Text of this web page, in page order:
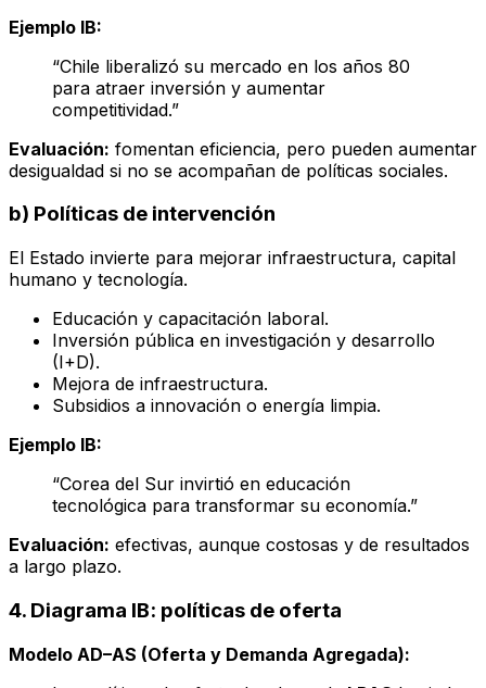
Ejemplo IB:
“Chile liberalizó su mercado en los años 80
para atraer inversión y aumentar
competitividad.”
Evaluación: fomentan eficiencia, pero pueden aumentar
desigualdad si no se acompañan de políticas sociales.
b) Políticas de intervención
El Estado invierte para mejorar infraestructura, capital
humano y tecnología.
Educación y capacitación laboral.
Inversión pública en investigación y desarrollo
(I+D).
Mejora de infraestructura.
Subsidios a innovación o energía limpia.
Ejemplo IB:
“Corea del Sur invirtió en educación
tecnológica para transformar su economía.”
Evaluación: efectivas, aunque costosas y de resultados
a largo plazo.
4. Diagrama IB: políticas de oferta
Modelo AD–AS (Oferta y Demanda Agregada):